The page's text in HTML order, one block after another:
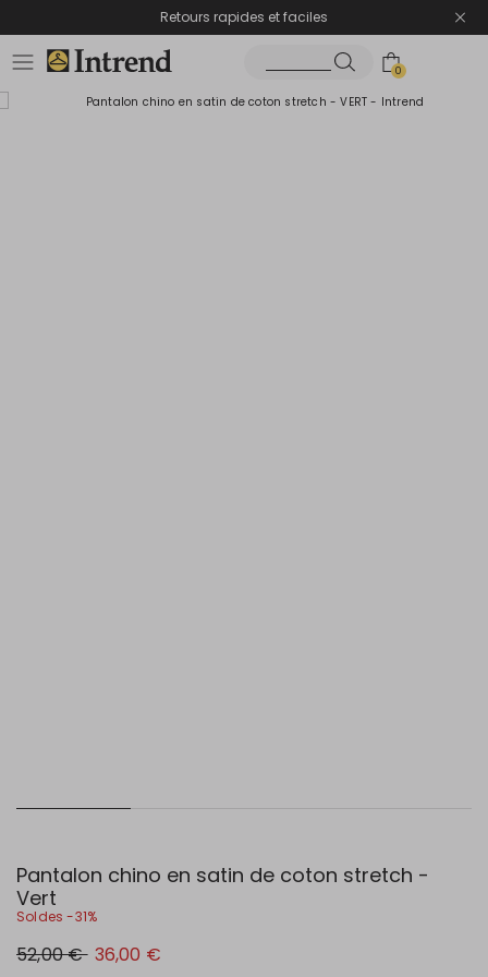
Retours rapides et faciles
0
Pantalon chino en satin de coton stretch -
Vert
Soldes -31%
Prix
original
52,00 € Nouveau
prix
36,00 €